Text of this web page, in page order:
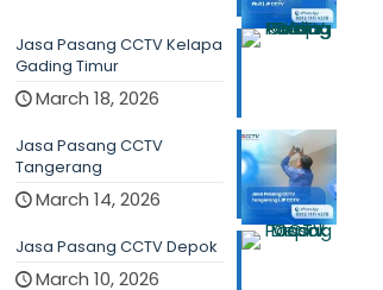
Jasa Pasang CCTV Kelapa
Gading Timur
March 18, 2026
Jasa Pasang CCTV
Tangerang
March 14, 2026
Jasa Pasang CCTV Depok
March 10, 2026